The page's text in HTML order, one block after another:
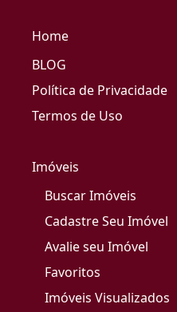
Home
BLOG
Política de Privacidade
Termos de Uso
Imóveis
Buscar Imóveis
Cadastre Seu Imóvel
Avalie seu Imóvel
Favoritos
Imóveis Visualizados